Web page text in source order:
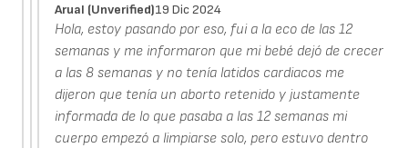
Arual (unverified)19 Dic 2024
Hola, estoy pasando por eso, fui a la eco de las 12
semanas y me informaron que mi bebé dejó de crecer
a las 8 semanas y no tenía latidos cardiacos me
dijeron que tenía un aborto retenido y justamente
informada de lo que pasaba a las 12 semanas mi
cuerpo empezó a limpiarse solo, pero estuvo dentro